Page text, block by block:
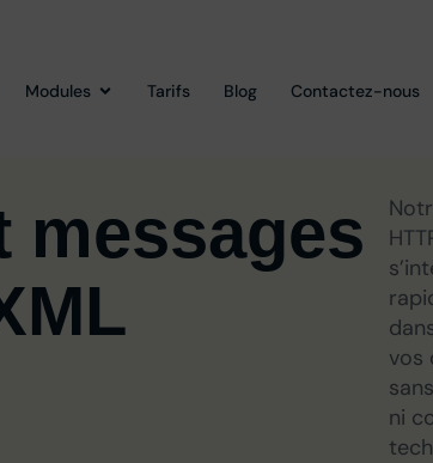
Modules Tarifs Blog Contactez-nous
messages
vos
ni